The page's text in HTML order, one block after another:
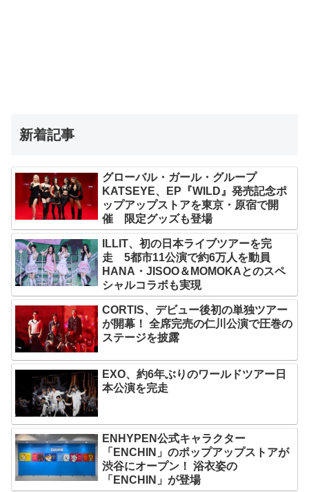
新着記事
グローバル・ガール・グループ
KATSEYE、EP『WILD』発売記念ポ
ップアップストアを東京・原宿で開
催 限定グッズも登場
ILLIT、初の日本ライブツアーを完
走 5都市11公演で約6万人を動員
HANA・JISOO＆MOMOKAとのスペ
シャルコラボも実現
CORTIS、デビュー後初の単独ツアー
が開幕！ 全席完売の仁川公演で圧巻の
ステージを披露
EXO、約6年ぶりのワールドツアー日
本公演を完走
ENHYPEN公式キャラクター
「ENCHIN」のポップアップストアが
渋谷にオープン！ 浴衣姿の
「ENCHIN」が登場